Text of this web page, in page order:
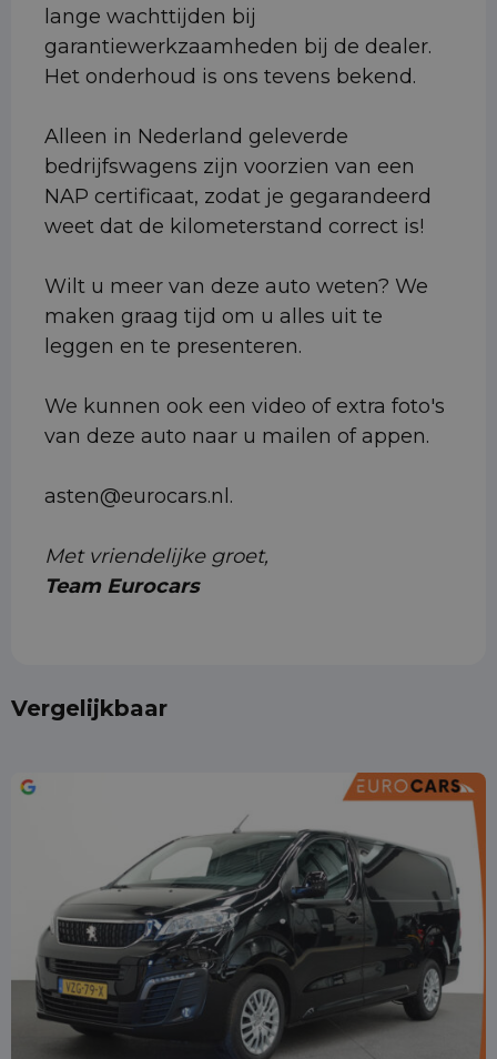
lange wachttijden bij
garantiewerkzaamheden bij de dealer.
Het onderhoud is ons tevens bekend.
Alleen in Nederland geleverde
bedrijfswagens zijn voorzien van een
NAP certificaat, zodat je gegarandeerd
weet dat de kilometerstand correct is!
Wilt u meer van deze auto weten? We
maken graag tijd om u alles uit te
leggen en te presenteren.
We kunnen ook een video of extra foto's
van deze auto naar u mailen of appen.
asten@eurocars.nl.
Met vriendelijke groet,
Team Eurocars
Vergelijkbaar